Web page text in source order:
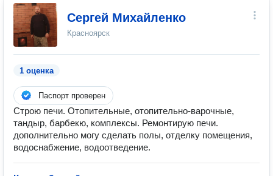
Сергей Михайленко
Красноярск
1 оценка
Паспорт проверен
Строю печи. Отопительные, отопительно-варочные,
тандыр, барбекю, комплексы. Ремонтирую печи.
дополнительно могу сделать полы, отделку помещения,
водоснабжение, водоотведение.